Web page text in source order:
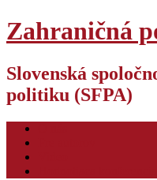
Zahraničná
Slovenská
politiku (SFPA)